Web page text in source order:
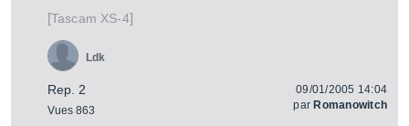
[Tascam XS-4]
Rep. 2
Vues 863
Ldk
09/01/2005 14:04
par Romanowitch